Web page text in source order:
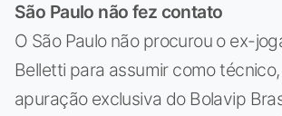
São Paulo não fez contato
O São Paulo não procurou o ex-
Belletti para assumir como
apuração exclusiva do Bolavip